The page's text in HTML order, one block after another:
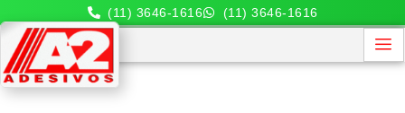
(11) 3646-1616 (11) 3646-1616